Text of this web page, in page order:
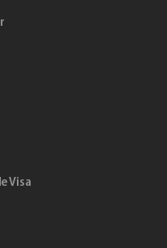
Visa